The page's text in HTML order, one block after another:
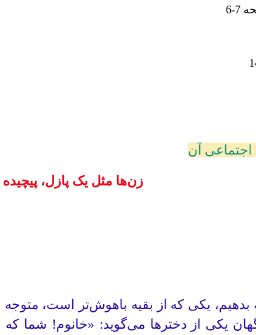
6-7
اجتماعی آن
زن‌ها مثل یک پازل، پیچیده
بدهیم، یکی که از بقیه باهوش‌تر است،
یکی از دخترها می‌گوید: «خانوم! شما